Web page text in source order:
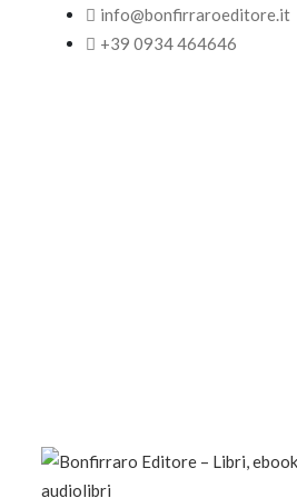
info@bonfirraroeditore.it
+39 0934 464646